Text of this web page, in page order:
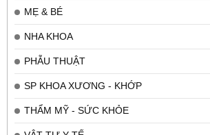
MẸ & BÉ
NHA KHOA
PHẪU THUẬT
SP KHOA XƯƠNG - KHỚP
THẨM MỸ - SỨC KHỎE